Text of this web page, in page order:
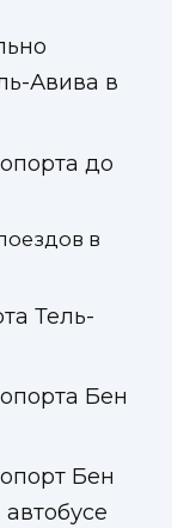
Авива в
до
в
Тель-
Бен
Бен